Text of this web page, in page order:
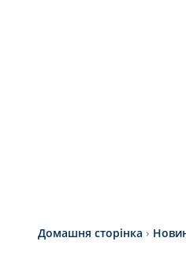
Домашня сторінка ›